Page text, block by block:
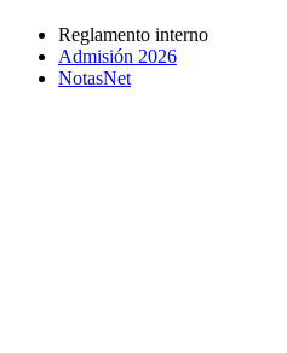
Reglamento interno
Admisión 2026
NotasNet